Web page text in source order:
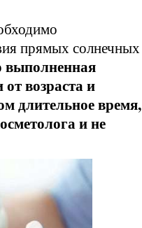
прямых солнечных
выполненная
возраста и
длительное время,
и не